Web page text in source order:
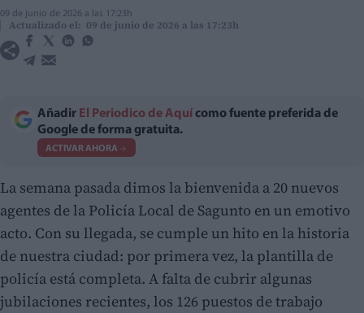
09 de junio de 2026 a las 17:23h
Actualizado el: 09 de junio de 2026 a las 17:23h
Añadir El Periodico de Aquí como fuente preferida de
Google de forma gratuita.
ACTIVAR AHORA
La semana pasada dimos la bienvenida a 20 nuevos
agentes de la Policía Local de Sagunto en un emotivo
acto. Con su llegada, se cumple un hito en la historia
de nuestra ciudad: por primera vez, la plantilla de
policía está completa. A falta de cubrir algunas
jubilaciones recientes, los 126 puestos de trabajo